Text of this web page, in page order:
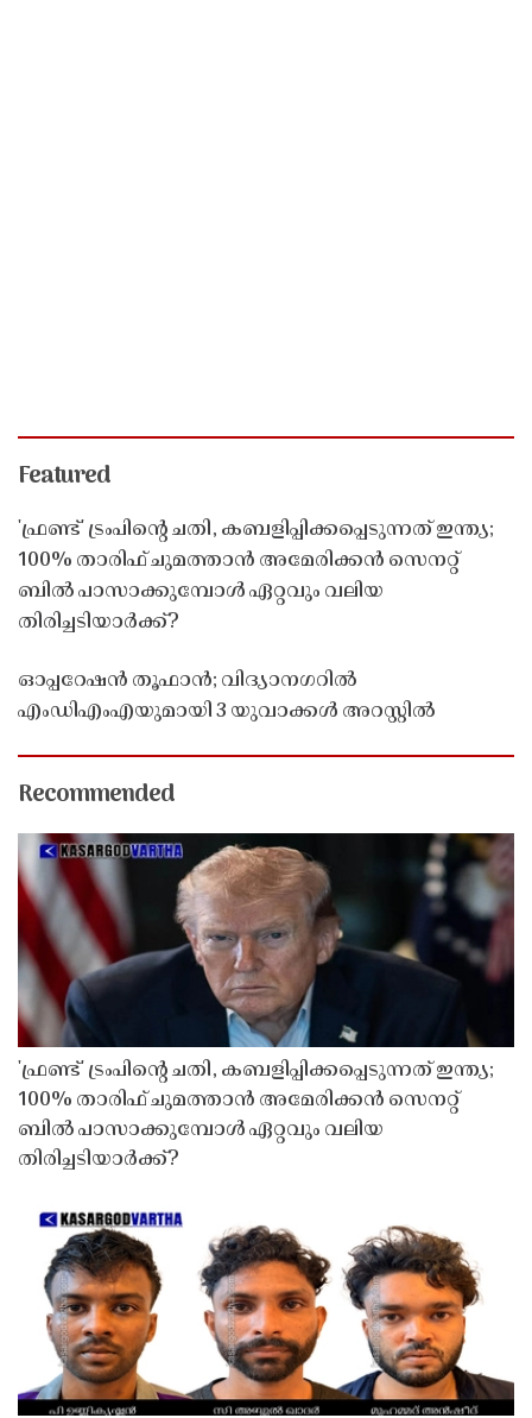
Featured
'ഫ്രണ്ട്' ട്രംപിന്റെ ചതി, കബളിപ്പിക്കപ്പെടുന്നത് ഇന്ത്യ;
100% താരിഫ് ചുമത്താൻ അമേരിക്കൻ സെനറ്റ്
ബിൽ പാസാക്കുമ്പോൾ ഏറ്റവും വലിയ
തിരിച്ചടിയാർക്ക്?
ഓപ്പറേഷൻ തൂഫാൻ; വിദ്യാനഗറിൽ
എംഡിഎംഎയുമായി 3 യുവാക്കൾ അറസ്റ്റിൽ
Recommended
'ഫ്രണ്ട്' ട്രംപിന്റെ ചതി, കബളിപ്പിക്കപ്പെടുന്നത് ഇന്ത്യ;
100% താരിഫ് ചുമത്താൻ അമേരിക്കൻ സെനറ്റ്
ബിൽ പാസാക്കുമ്പോൾ ഏറ്റവും വലിയ
തിരിച്ചടിയാർക്ക്?